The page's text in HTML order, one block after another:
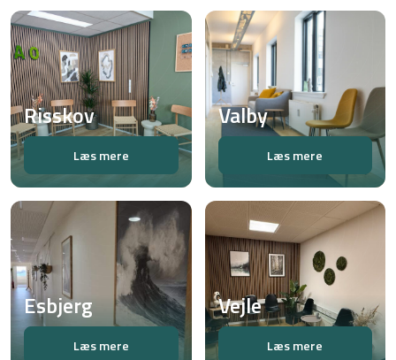
Risskov
Læs mere
Valby
Læs mere
Esbjerg
Læs mere
Vejle
Læs mere